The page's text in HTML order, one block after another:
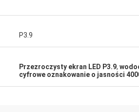
P3.9
Przezroczysty ekran LED P3.9,
cyfrowe oznakowanie o jasności